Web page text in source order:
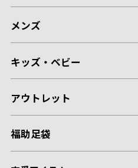
メンズ
キッズ・ベビー
アウトレット
福助足袋